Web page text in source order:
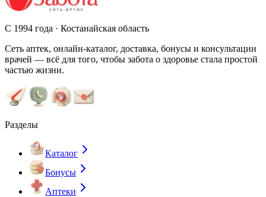
С 1994 года · Костанайская область
Сеть аптек, онлайн-каталог, доставка, бонусы и консультации
врачей — всё для того, чтобы забота о здоровье стала простой
частью жизни.
Разделы
Каталог
Бонусы
Аптеки